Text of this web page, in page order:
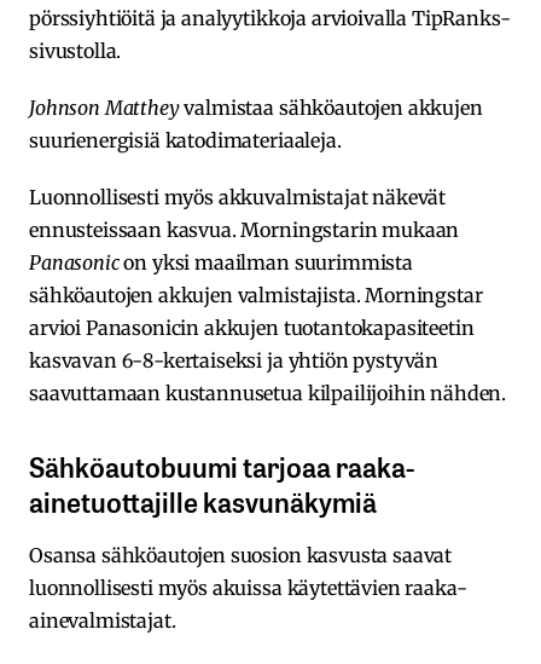
pörssiyhtiöitä ja analyytikkoja arvioivalla TipRanks-
sivustolla.
Johnson Mattheyvalmistaa sähköautojen akkujen
suurienergisiä katodimateriaaleja.
Luonnollisesti myös akkuvalmistajat näkevät
ennusteissaan kasvua. Morningstarin mukaan
Panasonicon yksi maailman suurimmista
sähköautojen akkujen valmistajista. Morningstar
arvioi Panasonicin akkujen tuotantokapasiteetin
kasvavan 6-8-kertaiseksi ja yhtiön pystyvän
saavuttamaan kustannusetua kilpailijoihin nähden.
Sähköautobuumi tarjoaa raaka-
ainetuottajille kasvunäkymiä
Osansa sähköautojen suosion kasvusta saavat
luonnollisesti myös akuissa käytettävien raaka-
ainevalmistajat.